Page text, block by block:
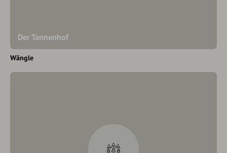
Der Tannenhof
Wängle